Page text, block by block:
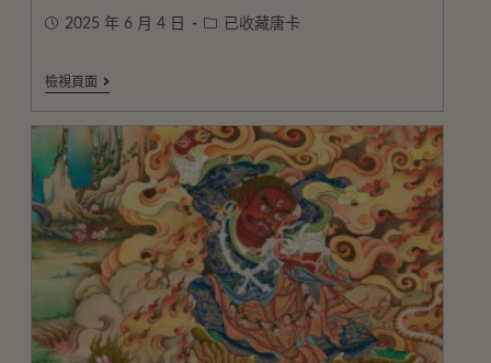
2025 年 6 月 4 日 已收藏唐卡
檢視頁面